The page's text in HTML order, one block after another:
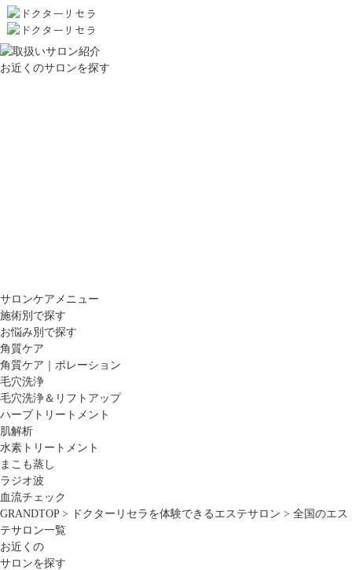
お近くのサロンを探す
サロンケアメニュー
施術別で探す
お悩み別で探す
角質ケア
角質ケア｜ポレーション
毛穴洗浄
毛穴洗浄＆リフトアップ
ハーブトリートメント
肌解析
水素トリートメント
まこも蒸し
ラジオ波
血流チェック
GRANDTOP> ドクターリセラを体験できるエステサロン > 全国のエス
テサロン一覧
お近くの
サロンを探す